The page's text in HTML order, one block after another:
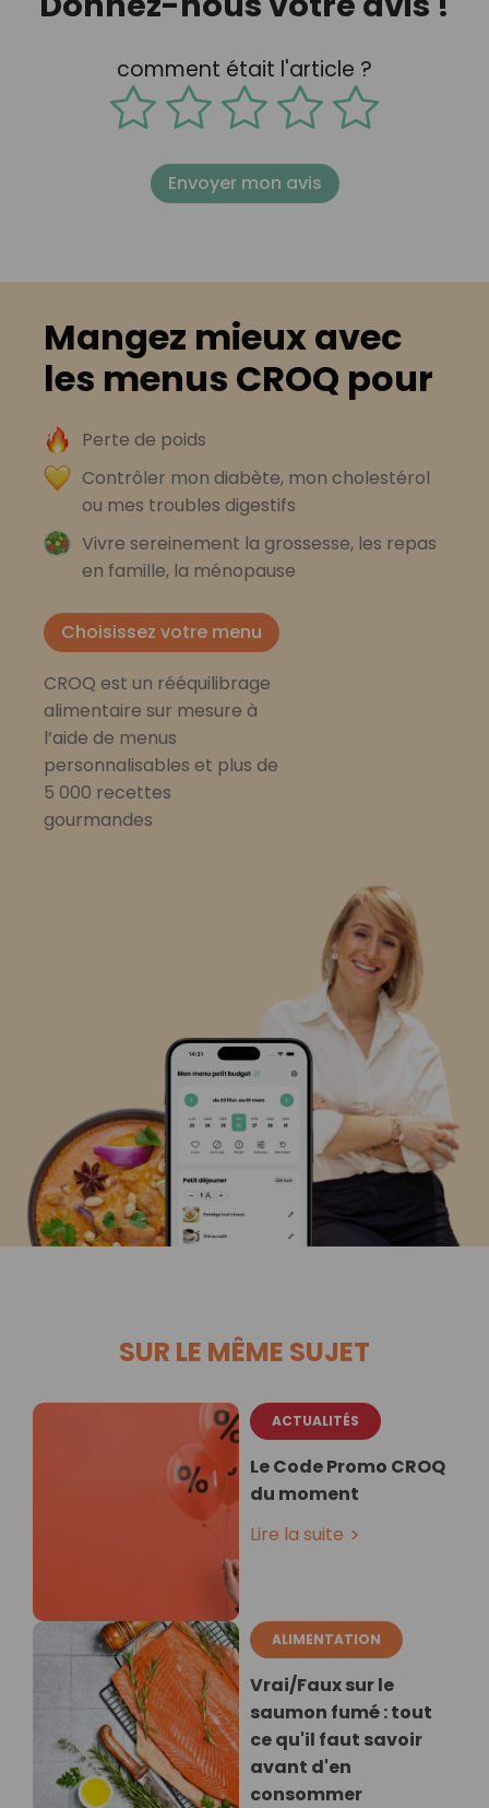
comment était l'article ?
Envoyer mon avis
Mangez mieux avec
les menus CROQ pour
Perte de poids
Contrôler mon diabète, mon cholestérol
ou mes troubles digestifs
Vivre sereinement la grossesse, les repas
en famille, la ménopause
Choisissez votre menu
CROQ est un rééquilibrage
alimentaire sur mesure à
l’aide de menus
personnalisables et plus de
5 000 recettes
gourmandes
SUR LE MÊME SUJET
ACTUALITÉS
Le Code Promo CROQ
du moment
Lire la suite
ALIMENTATION
Vrai/Faux sur le
saumon fumé : tout
ce qu'il faut savoir
avant d'en
consommer